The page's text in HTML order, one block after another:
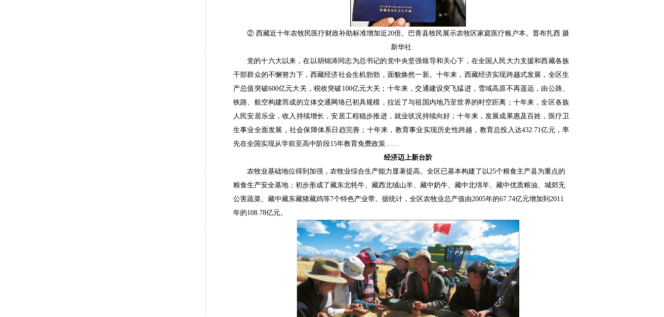
② 西藏近十年农牧民医疗财政补助标准增加近20倍。巴青县牧民展示农牧区家庭医疗账户本。普布扎西 摄
新华社
党的十六大以来，在以胡锦涛同志为总书记的党中央坚强领导和关心下，在全国人民大力支援和西藏各族
干部群众的不懈努力下，西藏经济社会生机勃勃，面貌焕然一新。十年来，西藏经济实现跨越式发展，全区生
产总值突破600亿元大关，税收突破100亿元大关；十年来，交通建设突飞猛进，雪域高原不再遥远，由公路、
铁路、航空构建而成的立体交通网络已初具规模，拉近了与祖国内地乃至世界的时空距离；十年来，全区各族
人民安居乐业，收入持续增长，安居工程稳步推进，就业状况持续向好；十年来，发展成果惠及百姓，医疗卫
生事业全面发展，社会保障体系日趋完善；十年来，教育事业实现历史性跨越，教育总投入达432.71亿元，率
先在全国实现从学前至高中阶段15年教育免费政策……
经济迈上新台阶
农牧业基础地位得到加强，农牧业综合生产能力显著提高。全区已基本构建了以25个粮食主产县为重点的
粮食生产安全基地；初步形成了藏东北牦牛、藏西北绒山羊、藏中奶牛、藏中北绵羊、藏中优质粮油、城郊无
公害蔬菜、藏中藏东藏猪藏鸡等7个特色产业带。据统计，全区农牧业总产值由2005年的67.74亿元增加到2011
年的108.78亿元。